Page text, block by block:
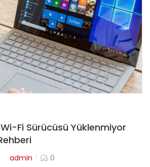
Fi Sürücüsü Yüklenmiyor
admin
0